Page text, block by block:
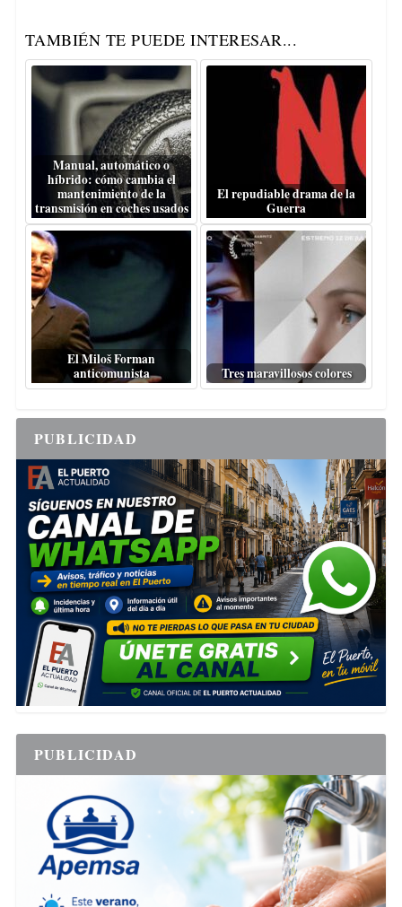
TAMBIÉN TE PUEDE INTERESAR...
Manual, automático o
híbrido: cómo cambia el
mantenimiento de la
transmisión en coches usados
El repudiable drama de la
Guerra
El Miloš Forman
anticomunista
Tres maravillosos colores
PUBLICIDAD
PUBLICIDAD